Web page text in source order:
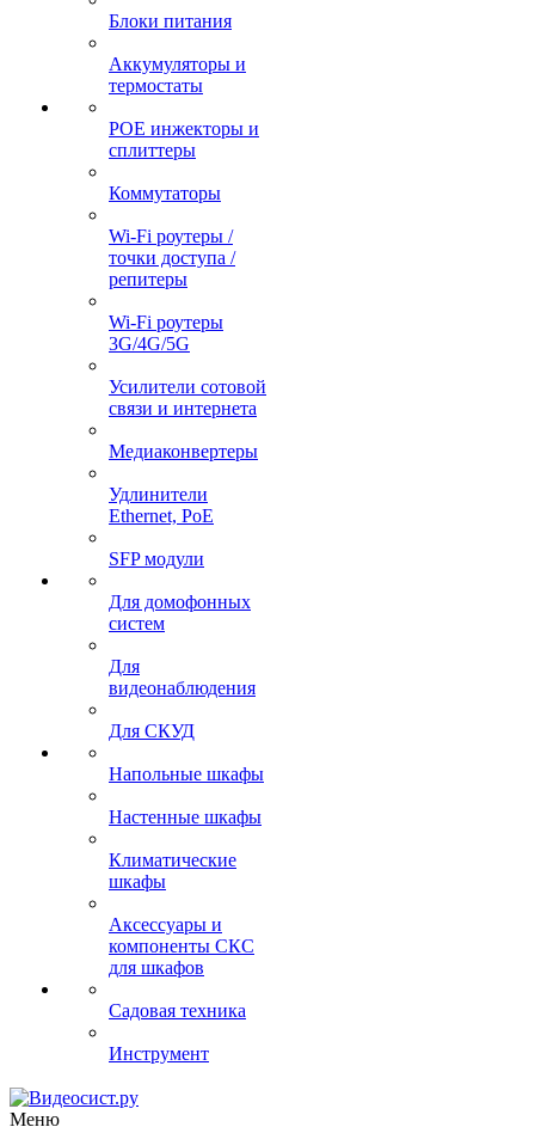
Блоки питания
Аккумуляторы и
термостаты
POE инжекторы и
сплиттеры
Коммутаторы
Wi-Fi роутеры /
точки доступа /
репитеры
Wi-Fi роутеры
3G/4G/5G
Усилители сотовой
связи и интернета
Медиаконвертеры
Удлинители
Ethernet, PoE
SFP модули
Для домофонных
систем
Для
видеонаблюдения
Для СКУД
Напольные шкафы
Настенные шкафы
Климатические
шкафы
Аксессуары и
компоненты СКС
для шкафов
Садовая техника
Инструмент
Меню